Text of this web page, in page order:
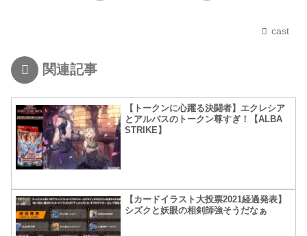
cast
関連記事
【トークンに心躍る決闘者】エクレシア
とアルバスのトークン尊すぎ！【ALBA
STRIKE】
【カードイラスト大投票2021経過発表】
シズクと妖眼の相剣師強そうだなぁ